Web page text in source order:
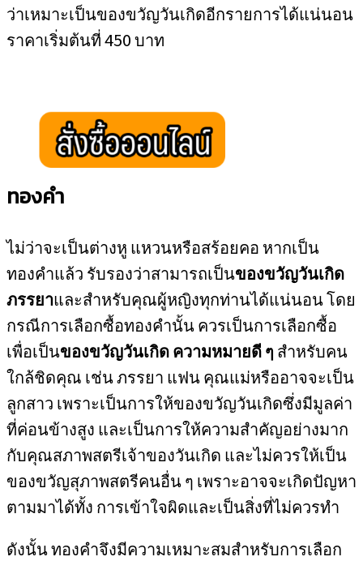
ว่าเหมาะเป็นของขวัญวันเกิดอีกรายการได้แน่นอน
ราคาเริ่มต้นที่ 450 บาท
ทองคำ
ไม่ว่าจะเป็นต่างหู แหวนหรือสร้อยคอ หากเป็น
ทองคำแล้ว รับรองว่าสามารถเป็นของขวัญวันเกิด
ภรรยาและสำหรับคุณผู้หญิงทุกท่านได้แน่นอน โดย
กรณีการเลือกซื้อทองคำนั้น ควรเป็นการเลือกซื้อ
เพื่อเป็นของขวัญวันเกิด ความหมายดี ๆ สำหรับคน
ใกล้ชิดคุณ เช่น ภรรยา แฟน คุณแม่หรืออาจจะเป็น
ลูกสาว เพราะเป็นการให้ของขวัญวันเกิดซึ่งมีมูลค่า
ที่ค่อนข้างสูง และเป็นการให้ความสำคัญอย่างมาก
กับคุณสภาพสตรีเจ้าของวันเกิด และไม่ควรให้เป็น
ของขวัญสุภาพสตรีคนอื่น ๆ เพราะอาจจะเกิดปัญหา
ตามมาได้ทั้ง การเข้าใจผิดและเป็นสิ่งที่ไม่ควรทำ
ดังนั้น ทองคำจึงมีความเหมาะสมสำหรับการเลือก